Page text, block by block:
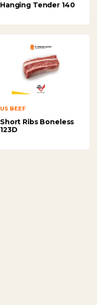
Hanging Tender 140
US BEEF
Short Ribs Boneless
123D